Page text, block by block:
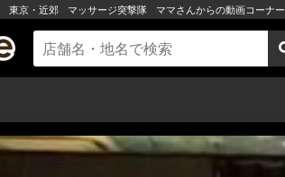
東京・近郊 マッサージ突撃隊 ママさんからの動画コーナー